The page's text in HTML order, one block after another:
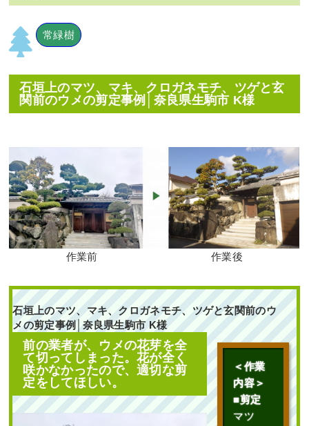
常緑樹
石垣上のマツ、マキ、クロガネモチ、ツゲと玄
関前のウメの剪定事例│奈良県生駒市 K様
作業前 作業後
石垣上のマツ、マキ、クロガネモチ、ツゲと玄関前のウ
メの剪定事例│奈良県生駒市 K様
前の業者が、ウメの花芽を全
て切ってしまった。花が全く
咲かなかったので、適切な剪
定をしてほしい。
＜作業
内容＞
■剪定
マツ